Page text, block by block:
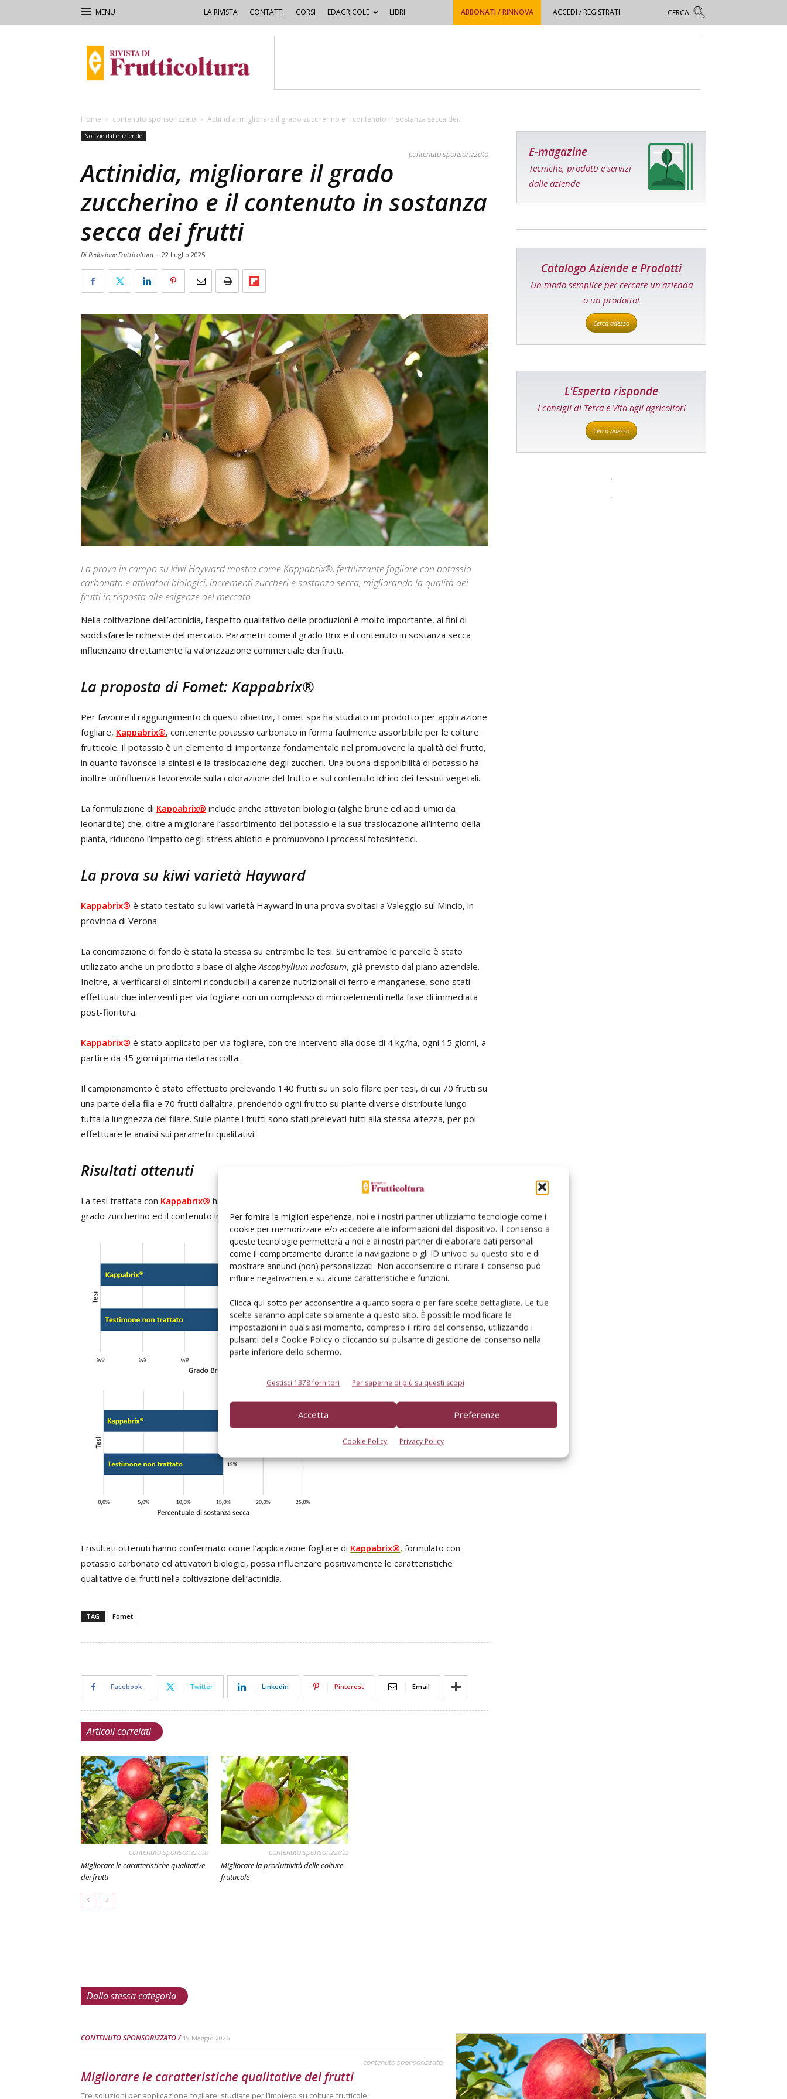
Per fornire le migliori esperienze, noi e i nostri partner utilizziamo tecnologie come i
cookie per memorizzare e/o accedere alle informazioni del dispositivo. Il consenso a
queste tecnologie permetterà a noi e ai nostri partner di elaborare dati personali
come il comportamento durante la navigazione o gli ID univoci su questo sito e di
mostrare annunci (non) personalizzati. Non acconsentire o ritirare il consenso può
influire negativamente su alcune caratteristiche e funzioni.
Clicca qui sotto per acconsentire a quanto sopra o per fare scelte dettagliate. Le tue
scelte saranno applicate solamente a questo sito. È possibile modificare le
impostazioni in qualsiasi momento, compreso il ritiro del consenso, utilizzando i
pulsanti della Cookie Policy o cliccando sul pulsante di gestione del consenso nella
parte inferiore dello schermo.
Gestisci 1378 fornitori Per saperne di più su questi scopi
Accetta Preferenze
Cookie Policy Privacy Policy
LA RIVISTA CONTATTI CORSI EDAGRICOLE LIBRI ABBONATI / RINNOVA ACCEDI / REGISTRATI
di
Frutticoltura
Home contenuto sponsorizzato Actinidia, migliorare il grado zuccherino e il contenuto in sostanza secca dei...
Notizie dalle aziende
contenuto sponsorizzato
Actinidia, migliorare il grado
zuccherino e il contenuto in sostanza
secca dei frutti
Di Redazione Frutticoltura - 22 Luglio 2025
La prova in campo su kiwi Hayward mostra come Kappabrix®, fertilizzante fogliare con potassio
carbonato e attivatori biologici, incrementi zuccheri e sostanza secca, migliorando la qualità dei
frutti in risposta alle esigenze del mercato
Nella coltivazione dell’actinidia, l’aspetto qualitativo delle produzioni è molto importante, ai fini di
soddisfare le richieste del mercato. Parametri come il grado Brix e il contenuto in sostanza secca
influenzano direttamente la valorizzazione commerciale dei frutti.
La proposta di Fomet: Kappabrix®
Per favorire il raggiungimento di questi obiettivi, Fomet spa ha studiato un prodotto per applicazione
fogliare, Kappabrix®, contenente potassio carbonato in forma facilmente assorbibile per le colture
frutticole. Il potassio è un elemento di importanza fondamentale nel promuovere la qualità del frutto,
in quanto favorisce la sintesi e la traslocazione degli zuccheri. Una buona disponibilità di potassio ha
inoltre un’influenza favorevole sulla colorazione del frutto e sul contenuto idrico dei tessuti vegetali.
La formulazione di Kappabrix® include anche attivatori biologici (alghe brune ed acidi umici da
leonardite) che, oltre a migliorare l’assorbimento del potassio e la sua traslocazione all’interno della
pianta, riducono l’impatto degli stress abiotici e promuovono i processi fotosintetici.
La prova su kiwi varietà Hayward
Kappabrix® è stato testato su kiwi varietà Hayward in una prova svoltasi a Valeggio sul Mincio, in
provincia di Verona.
La concimazione di fondo è stata la stessa su entrambe le tesi. Su entrambe le parcelle è stato
utilizzato anche un prodotto a base di alghe Ascophyllum nodosum, già previsto dal piano aziendale.
Inoltre, al verificarsi di sintomi riconducibili a carenze nutrizionali di ferro e manganese, sono stati
effettuati due interventi per via fogliare con un complesso di microelementi nella fase di immediata
post-fioritura.
Kappabrix® è stato applicato per via fogliare, con tre interventi alla dose di 4 kg/ha, ogni 15 giorni, a
partire da 45 giorni prima della raccolta.
Il campionamento è stato effettuato prelevando 140 frutti su un solo filare per tesi, di cui 70 frutti su
una parte della fila e 70 frutti dall’altra, prendendo ogni frutto su piante diverse distribuite lungo
tutta la lunghezza del filare. Sulle piante i frutti sono stati prelevati tutti alla stessa altezza, per poi
effettuare le analisi sui parametri qualitativi.
Risultati ottenuti
La tesi trattata con Kappabrix® ha dato risultati molto interessanti su parametri importanti quali il
grado zuccherino ed il contenuto in sostanza secca:
I risultati ottenuti hanno confermato come l’applicazione fogliare di Kappabrix®, formulato con
potassio carbonato ed attivatori biologici, possa influenzare positivamente le caratteristiche
qualitative dei frutti nella coltivazione dell’actinidia.
TAG Fomet
Facebook Twitter Linkedin Pinterest Email
Articoli correlati
contenuto sponsorizzato
Migliorare le caratteristiche qualitative
dei frutti
contenuto sponsorizzato
Migliorare la produttività delle colture
frutticole
E-magazine
Tecniche, prodotti e servizi
dalle aziende
Catalogo Aziende e Prodotti
Un modo semplice per cercare un'azienda
o un prodotto!
Cerca adesso
L'Esperto risponde
I consigli di Terra e Vita agli agricoltori
Cerca adesso
Dalla stessa categoria
CONTENUTO SPONSORIZZATO 19 Maggio 2026
contenuto sponsorizzato
Migliorare le caratteristiche qualitative dei frutti
Tre soluzioni per applicazione fogliare, studiate per l’impiego su colture frutticole